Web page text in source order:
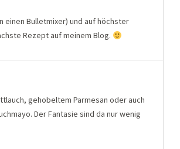
einen Bulletmixer) und auf höchster
Rezept auf meinem Blog.
gehobeltem Parmesan oder auch
Der Fantasie sind da nur wenig